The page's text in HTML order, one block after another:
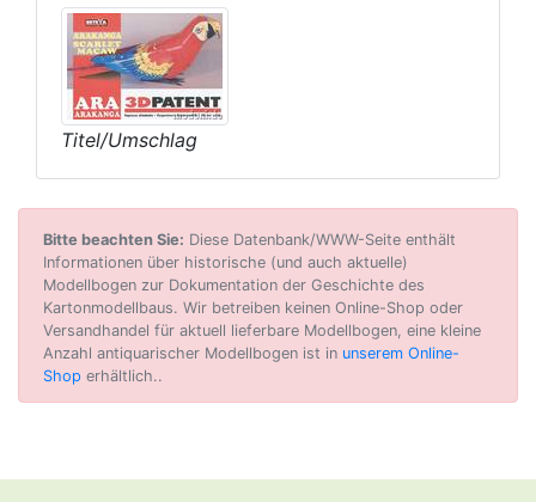
Titel/Umschlag
Bitte beachten Sie: Diese Datenbank/WWW-Seite enthält
Informationen über historische (und auch aktuelle)
Modellbogen zur Dokumentation der Geschichte des
Kartonmodellbaus. Wir betreiben keinen Online-Shop oder
Versandhandel für aktuell lieferbare Modellbogen, eine kleine
Anzahl antiquarischer Modellbogen ist in unserem Online-
Shop erhältlich..